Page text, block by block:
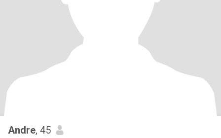
Andre, 45